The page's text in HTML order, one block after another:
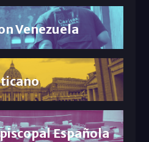
Venezuela
Española